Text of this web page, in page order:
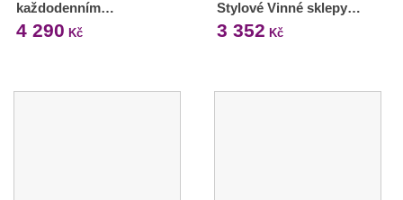
každodenním…
4 290 Kč
Stylové Vinné sklepy…
3 352 Kč